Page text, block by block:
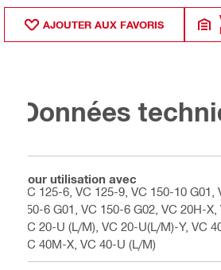
AJOUTER AUX FAVORIS
Données
Pour utilisation avec
VC 125-6, VC 125-9, VC 150-10 G01,
150-6 G01, VC 150-6 G02, VC 20H-
VC 20-U (L/M), VC 20-U(L/M)-Y, VC
VC 40M-X, VC 40-U (L/M)